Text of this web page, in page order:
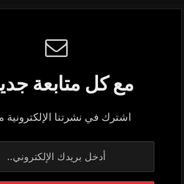
مع كل متابعة
اشترك في نشرتنا الإلكترونية